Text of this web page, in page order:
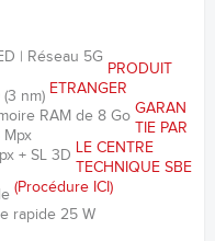
Réseau 5G
nm)
RAM de 8 Go
Mpx
+ SL 3D
rapide 25 W
PRODUIT
ETRANGER
GARAN
TIE PAR
LE CENTRE
TECHNIQUE SBE
(Procédure ICI)